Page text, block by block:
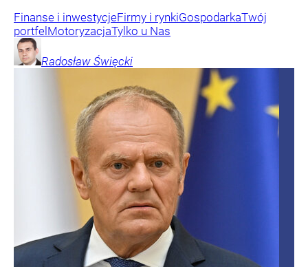
Finanse i inwestycjeFirmy i rynkiGospodarkaTwój
portfel MotoryzacjaTylko u Nas
Radosław Święcki